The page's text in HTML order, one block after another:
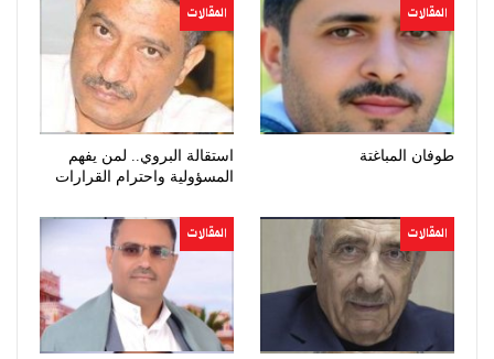
المقالات
طوفان المباغتة
المقالات
استقالة البروي.. لمن يفهم
المسؤولية واحترام القرارات
المقالات المقالات